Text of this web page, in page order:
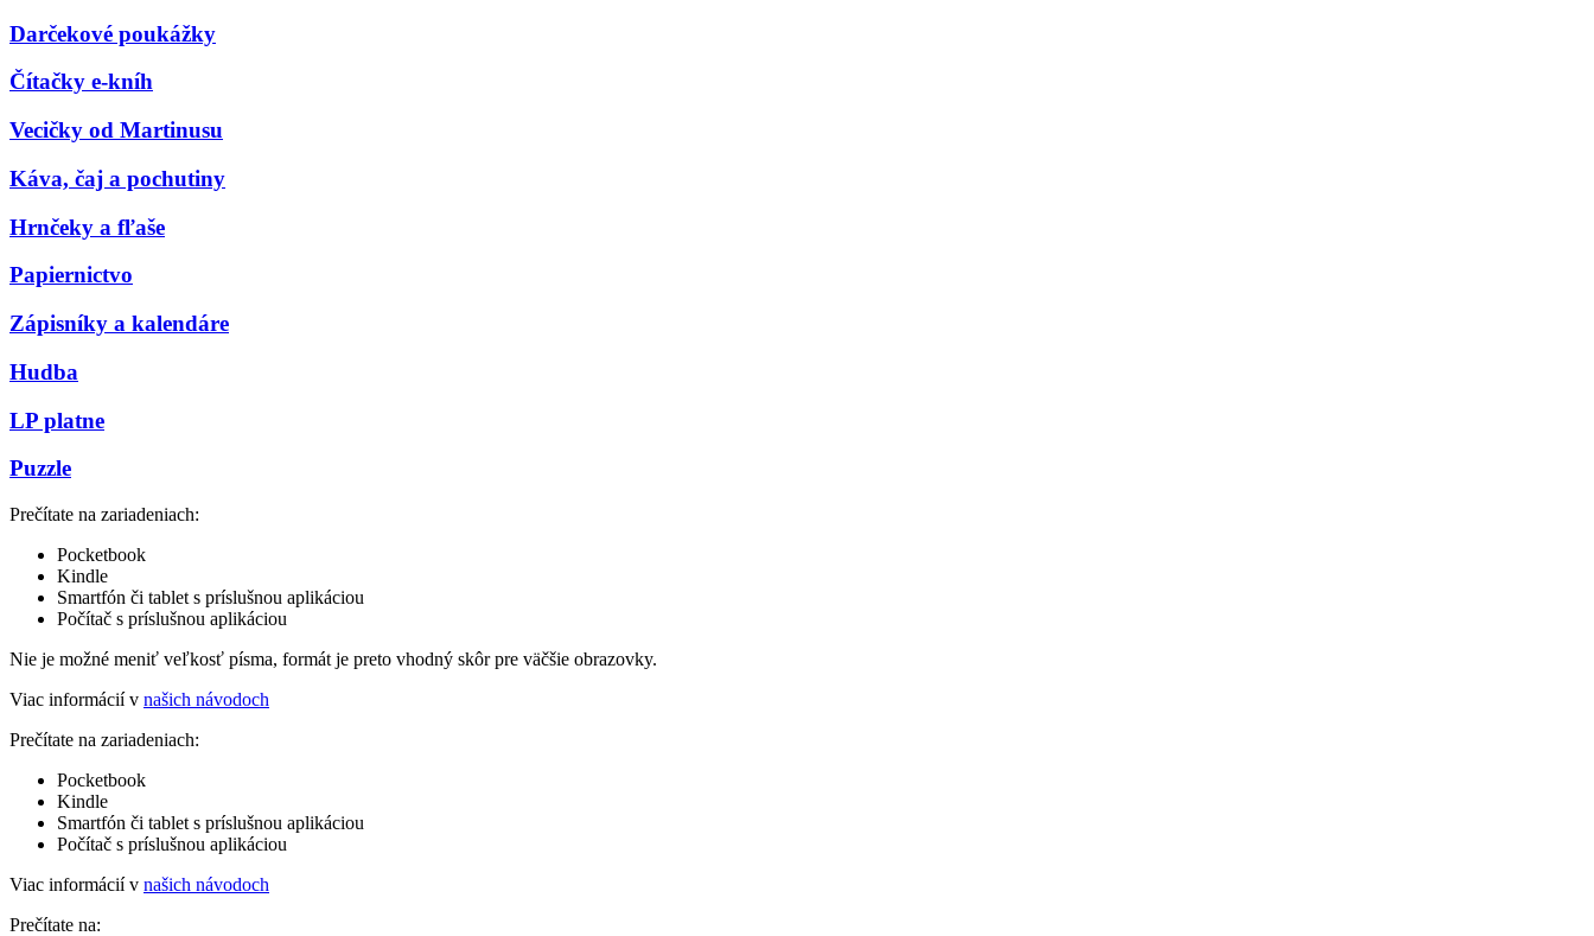
Darčekové poukážky
Čítačky e-kníh
Vecičky od Martinusu
Káva, čaj a pochutiny
Hrnčeky a fľaše
Papiernictvo
Zápisníky a kalendáre
Hudba
LP platne
Puzzle
Prečítate na zariadeniach:
Pocketbook
Kindle
Smartfón či tablet s príslušnou aplikáciou
Počítač s príslušnou aplikáciou
Nie je možné meniť veľkosť písma, formát je preto vhodný skôr pre väčšie obrazovky.
Viac informácií v našich návodoch
Prečítate na zariadeniach:
Pocketbook
Kindle
Smartfón či tablet s príslušnou aplikáciou
Počítač s príslušnou aplikáciou
Viac informácií v našich návodoch
Prečítate na: